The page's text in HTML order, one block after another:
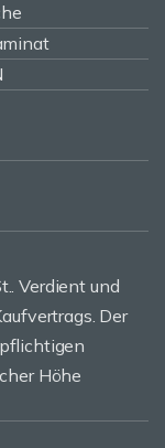
Verdient und
Der
Höhe